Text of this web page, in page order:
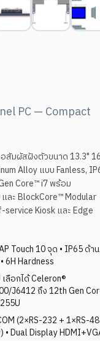
PC — Compact
สัมผัสฝังตัวขนาด 13.3"
Alloy แบบ Fanless,
Core™ i7 พร้อม
ละ BlockCore™ Modular
service Kiosk และ Edge
Touch 10 จุด • IP65 ด้าน
6H Hardness
เลือกได้ Celeron®
J6412 ถึง 12th Gen
(2×RS-232 + 1×RS-
• Dual Display